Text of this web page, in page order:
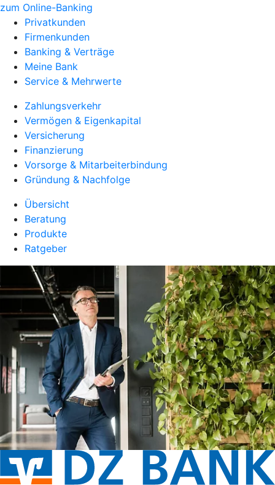
zum Online-Banking
Privatkunden
Firmenkunden
Banking & Verträge
Meine Bank
Service & Mehrwerte
Zahlungsverkehr
Vermögen & Eigenkapital
Versicherung
Finanzierung
Vorsorge & Mitarbeiterbindung
Gründung & Nachfolge
Übersicht
Beratung
Produkte
Ratgeber